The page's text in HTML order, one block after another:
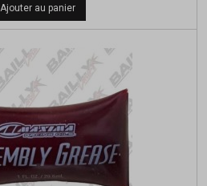
Ajouter au panier